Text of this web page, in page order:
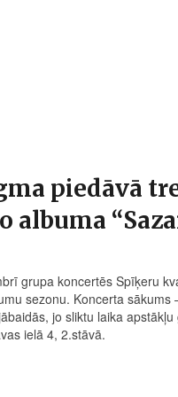
piedāvā
albuma
grupa koncertēs Spīķeru
sezonu. Koncerta sākums
jo sliktu laika
ielā 4, 2.stāvā.